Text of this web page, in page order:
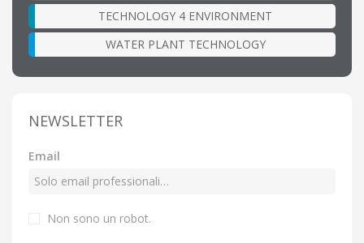
TECHNOLOGY 4 ENVIRONMENT
WATER PLANT TECHNOLOGY
NEWSLETTER
Email
Non sono un robot.